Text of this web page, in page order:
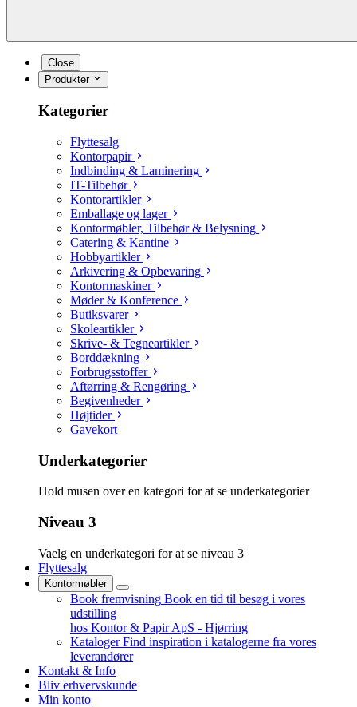
Close
Produkter
Kategorier
Flyttesalg
Kontorpapir
Indbinding & Laminering
IT-Tilbehør
Kontorartikler
Emballage og lager
Kontormøbler, Tilbehør & Belysning
Catering & Kantine
Hobbyartikler
Arkivering & Opbevaring
Kontormaskiner
Møder & Konference
Butiksvarer
Skoleartikler
Skrive- & Tegneartikler
Borddækning
Forbrugsstoffer
Aftørring & Rengøring
Begivenheder
Højtider
Gavekort
Underkategorier
Hold musen over en kategori for at se underkategorier
Niveau 3
Vaelg en underkategori for at se niveau 3
Flyttesalg
Kontormøbler
Book fremvisning Book en tid til besøg i vores
udstilling
hos Kontor & Papir ApS - Hjørring
Kataloger Find inspiration i katalogerne fra vores
leverandører
Kontakt & Info
Bliv erhvervskunde
Min konto